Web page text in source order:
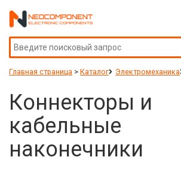
Главная страница > Каталог Электромеханика
Коннекторы и
кабельные
наконечники